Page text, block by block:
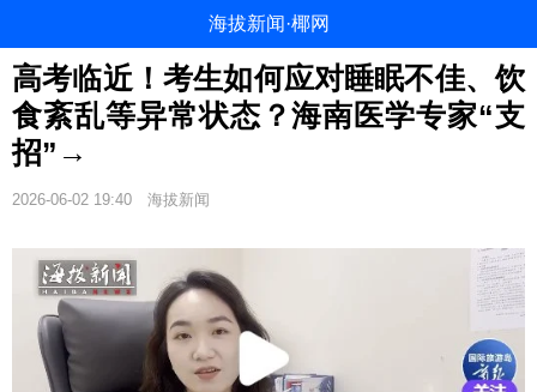
海拔新闻·椰网
高考临近！考生如何应对睡眠不佳、饮
食紊乱等异常状态？海南医学专家“支
招”→
2026-06-02 19:40 海拔新闻